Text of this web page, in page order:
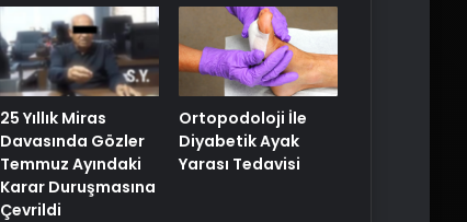
25 Yıllık Miras
Davasında Gözler
Temmuz Ayındaki
Karar Duruşmasına
Çevrildi
Ortopodoloji İle
Diyabetik Ayak
Yarası Tedavisi